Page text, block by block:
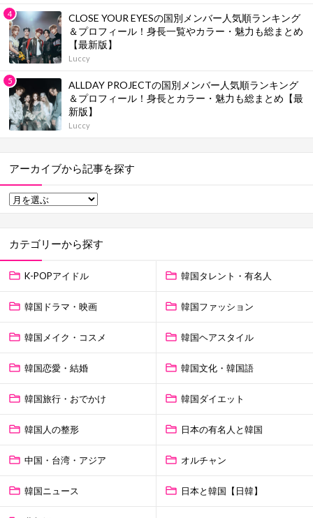
CLOSE YOUR EYESの国別メンバー人気順ランキング
＆プロフィール！身長一覧やカラー・魅力も総まとめ
【最新版】
Luccy
ALLDAY PROJECTの国別メンバー人気順ランキング
＆プロフィール！身長とカラー・魅力も総まとめ【最
新版】
Luccy
アーカイブから記事を探す
カテゴリーから探す
K-POPアイドル 韓国タレント・有名人
韓国ドラマ・映画 韓国ファッション
韓国メイク・コスメ 韓国ヘアスタイル
韓国恋愛・結婚 韓国文化・韓国語
韓国旅行・おでかけ 韓国ダイエット
韓国人の整形 日本の有名人と韓国
中国・台湾・アジア オルチャン
韓国ニュース 日本と韓国【日韓】